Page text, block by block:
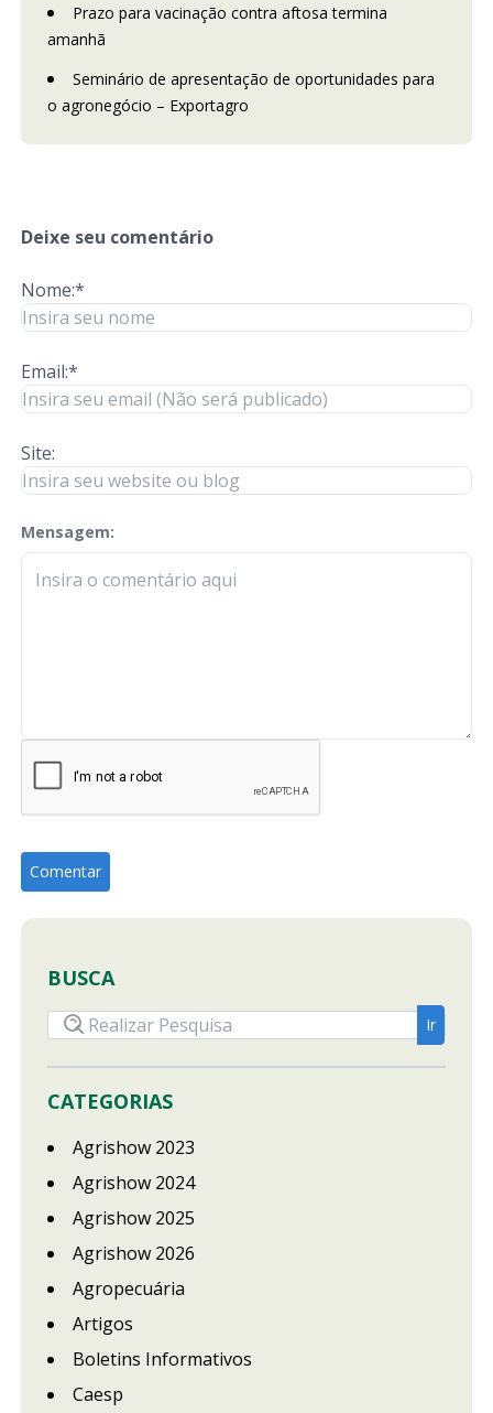
Prazo para vacinação contra aftosa termina
amanhã
Seminário de apresentação de oportunidades para
o agronegócio – Exportagro
Deixe seu comentário
Nome:*
Email:*
Site:
Mensagem:
check-terms
BUSCA
CATEGORIAS
Agrishow 2023
Agrishow 2024
Agrishow 2025
Agrishow 2026
Agropecuária
Artigos
Boletins Informativos
Caesp